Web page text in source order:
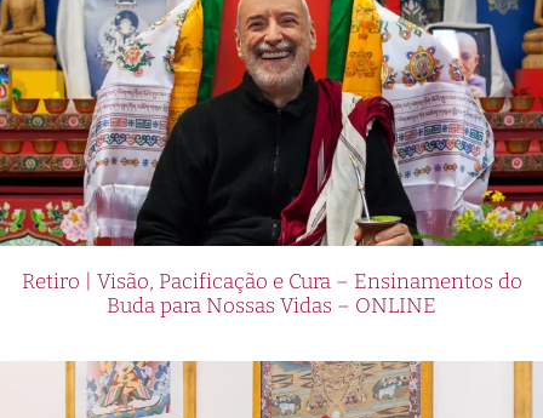
Retiro | Visão, Pacificação e Cura – Ensinamentos do
Buda para Nossas Vidas – ONLINE